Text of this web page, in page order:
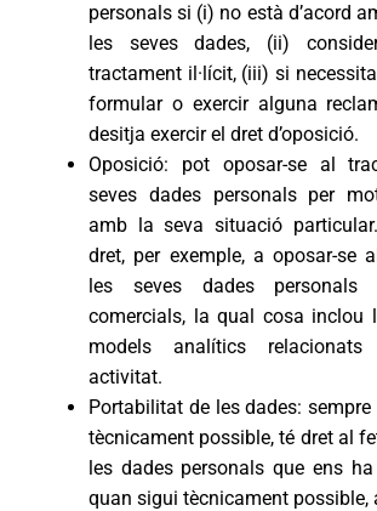
personals si (i) no està d’acord
les seves dades, (ii)
tractament il·lícit, (iii) si
formular o exercir alguna
desitja exercir el dret d’oposició.
Oposició: pot oposar-se al
seves dades personals per
amb la seva situació
dret, per exemple, a oposar-se
les seves dades personals
comercials, la qual cosa inclou
models analítics
activitat.
Portabilitat de les dades:
tècnicament possible, té dret al
les dades personals que ens
quan sigui tècnicament possible,